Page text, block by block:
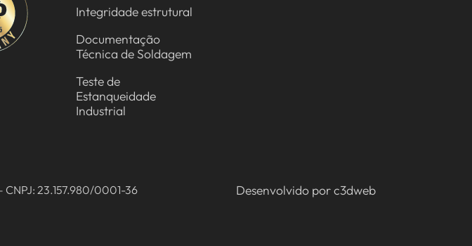
Integridade estrutural
Documentação
Técnica de Soldagem
Teste de
Estanqueidade
Industrial
CNPJ: 23.157.980/0001-36 Desenvolvido porc3dweb